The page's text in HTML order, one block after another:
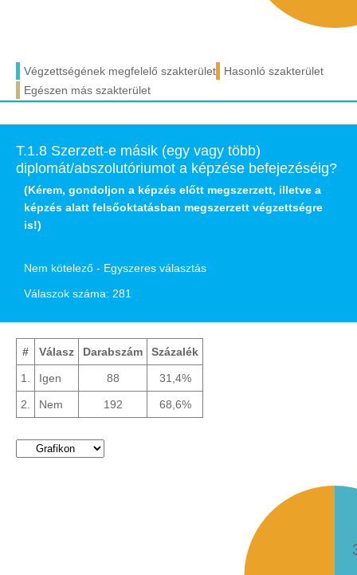
Végzettségének megfelelő szakterület
Hasonló szakterület
Egészen más szakterület
T.1.8 Szerzett-e másik (egy vagy több)
diplomát/abszolutóriumot a képzése befejezéséig?
(Kérem, gondoljon a képzés előtt megszerzett, illetve a
képzés alatt felsőoktatásban megszerzett végzettségre
is!)
Nem kötelező - Egyszeres választás
Válaszok száma: 281
# Válasz Darabszám Százalék
1. Igen 88 31,4%
2. Nem 192 68,6%